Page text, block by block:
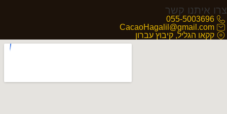
צרו איתנו קשר
055-5003696
CacaoHagalil@gmail.com
קקאו הגליל, קיבוץ עברון